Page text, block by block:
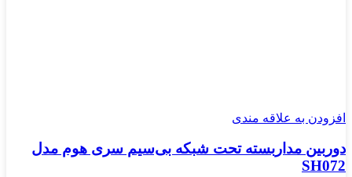
افزودن به علاقه مندی
دوربین مداربسته تحت شبکه بی‌سیم سری هوم مدل
SH072